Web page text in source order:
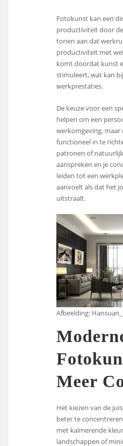
Fotokunst kan een
productiviteit door
tonen aan dat
productiviteit met
komt doordat kunst
stimuleert, wat kan
werkprestaties.
De keuze voor een
helpen om een
werkomgeving,
functioneel in te
patronen of
aanspreken en je
leiden tot een
aanvoelt als dat het
uitstraalt.
Afbeelding:
Meer
Het kiezen van de
beter te
met kalmerende
landschappen of